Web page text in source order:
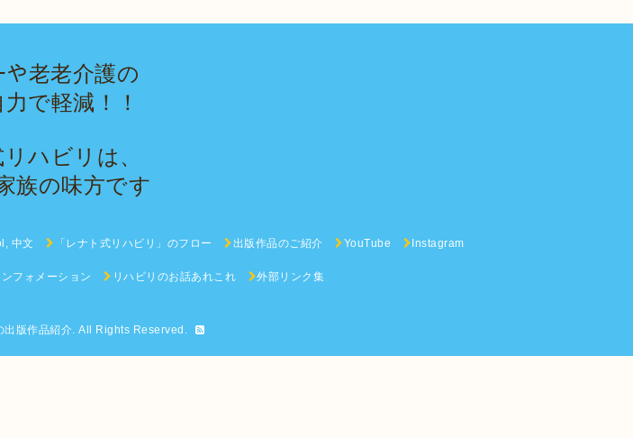
や老老介護の
で軽減！！
ハビリは、
族の味方です
中文 「レナト式リハビリ」のフロー 出版作品のご紹介 YouTube Instagram
ンフォメーション リハビリのお話あれこれ 外部リンク集
出版作品紹介. All Rights Reserved.